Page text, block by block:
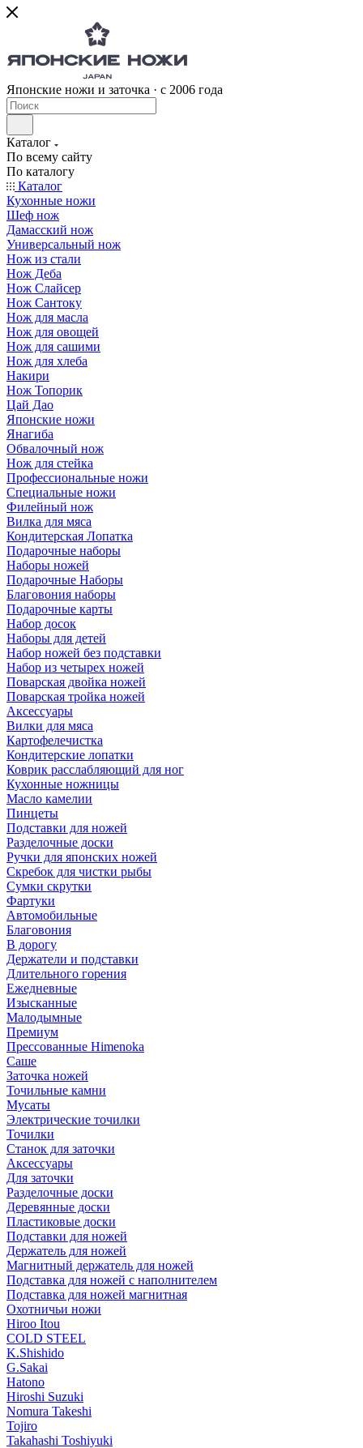
Японские ножи и заточка · с 2006 года
Каталог
По всему сайту
По каталогу
Каталог
Кухонные ножи
Шеф нож
Дамасский нож
Универсальный нож
Нож из стали
Нож Деба
Нож Слайсер
Нож Сантоку
Нож для масла
Нож для овощей
Нож для сашими
Нож для хлеба
Накири
Нож Топорик
Цай Дао
Японские ножи
Янагиба
Обвалочный нож
Нож для стейка
Профессиональные ножи
Специальные ножи
Филейный нож
Вилка для мяса
Кондитерская Лопатка
Подарочные наборы
Наборы ножей
Подарочные Наборы
Благовония наборы
Подарочные карты
Набор досок
Наборы для детей
Набор ножей без подставки
Набор из четырех ножей
Поварская двойка ножей
Поварская тройка ножей
Аксессуары
Вилки для мяса
Картофелечистка
Кондитерские лопатки
Коврик расслабляющий для ног
Кухонные ножницы
Масло камелии
Пинцеты
Подставки для ножей
Разделочные доски
Ручки для японских ножей
Скребок для чистки рыбы
Сумки скрутки
Фартуки
Автомобильные
Благовония
В дорогу
Держатели и подставки
Длительного горения
Ежедневные
Изысканные
Малодымные
Премиум
Прессованные Himenoka
Саше
Заточка ножей
Точильные камни
Мусаты
Электрические точилки
Точилки
Станок для заточки
Аксессуары
Для заточки
Разделочные доски
Деревянные доски
Пластиковые доски
Подставки для ножей
Держатель для ножей
Магнитный держатель для ножей
Подставка для ножей с наполнителем
Подставка для ножей магнитная
Охотничьи ножи
Hiroo Itou
COLD STEEL
K.Shishido
G.Sakai
Hatono
Hiroshi Suzuki
Nomura Takeshi
Tojiro
Takahashi Toshiyuki